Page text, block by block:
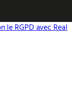
RGPD avec Real